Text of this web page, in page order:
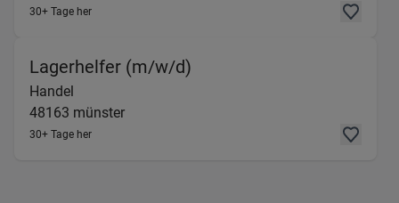
30+ Tage her
Lagerhelfer (m/w/d)
Handel
48163 münster
30+ Tage her